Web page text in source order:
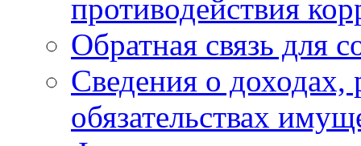
противодействия
Обратная связь для
Сведения о доходах,
обязательствах